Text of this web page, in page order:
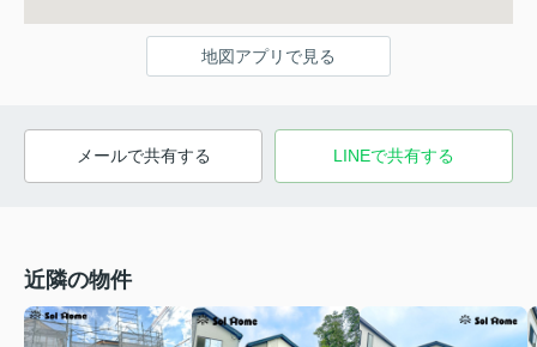
地図アプリで見る
メールで共有する LINEで共有する
近隣の物件